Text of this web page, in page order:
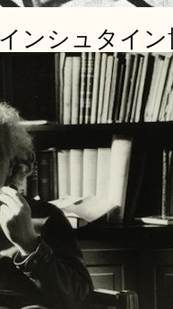
ンシュタイン